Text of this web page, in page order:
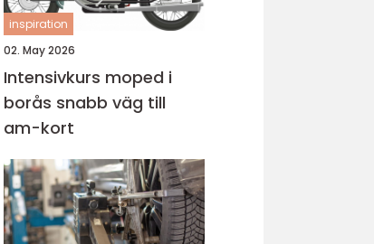
inspiration
02. May 2026
Intensivkurs moped i
borås snabb väg till
am-kort